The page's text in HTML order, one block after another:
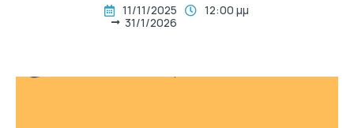
11/11/2025
31/1/2026
12:00 μμ